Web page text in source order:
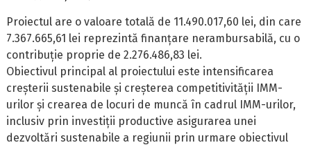
Proiectul are o valoare totală de 11.490.017,60 lei, din care
7.367.665,61 lei reprezintă finanțare nerambursabilă, cu o
contribuție proprie de 2.276.486,83 lei.
Obiectivul principal al proiectului este intensificarea
creșterii sustenabile și creșterea competitivității IMM-
urilor și crearea de locuri de muncă în cadrul IMM-urilor,
inclusiv prin investiții productive asigurarea unei
dezvoltări sustenabile a regiunii prin urmare obiectivul